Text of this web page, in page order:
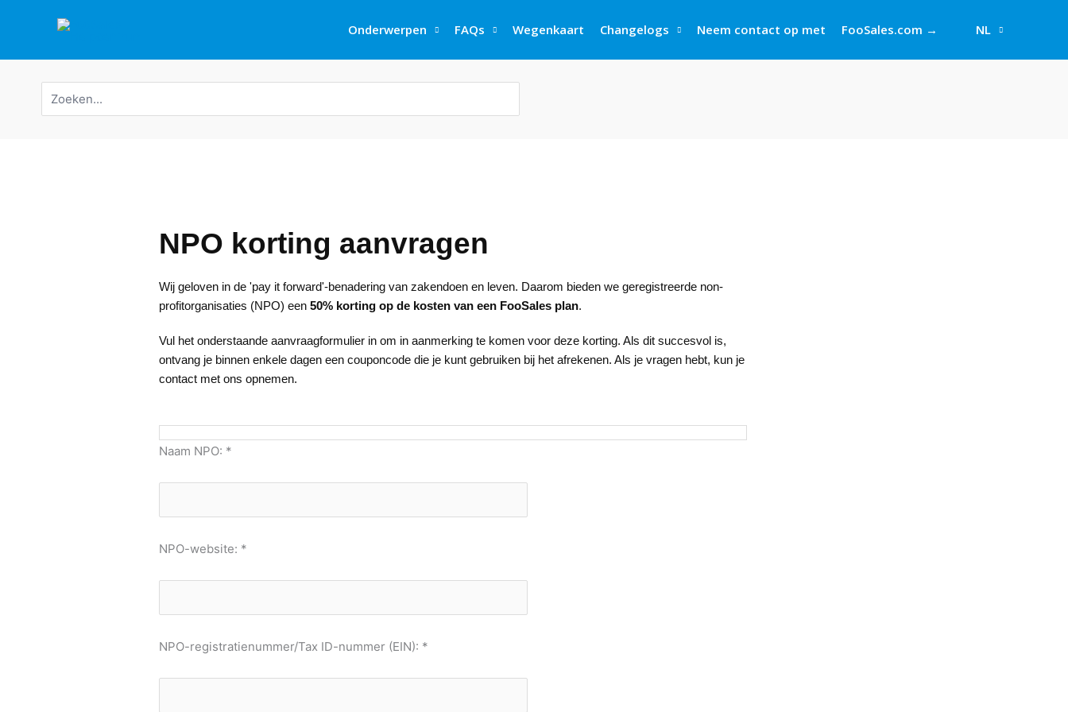
Onderwerpen FAQs Wegenkaart Changelogs Neem contact op met FooSales.com → NL
naar:
NPO korting aanvragen
Wij geloven in de 'pay it forward'-benadering van zakendoen en leven. Daarom bieden we geregistreerde non-
profitorganisaties (NPO) een 50% korting op de kosten van een FooSales plan.
Vul het onderstaande aanvraagformulier in om in aanmerking te komen voor deze korting. Als dit succesvol is,
ontvang je binnen enkele dagen een couponcode die je kunt gebruiken bij het afrekenen. Als je vragen hebt, kun je
contact met ons opnemen.
Naam NPO: *
NPO-website: *
NPO-registratienummer/Tax ID-nummer (EIN): *